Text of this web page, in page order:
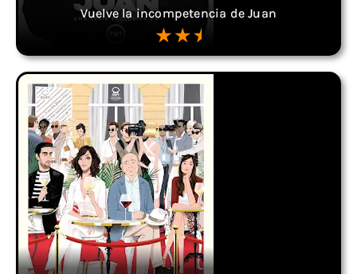
Vuelve la incompetencia de Juan